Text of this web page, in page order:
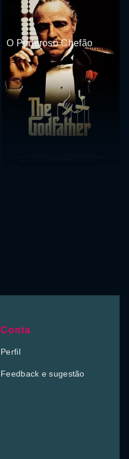
O Poderoso Chefão
Conta
Perfil
Feedback e sugestão